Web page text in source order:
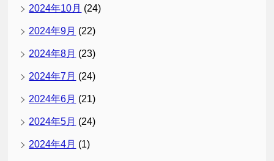
2024年10月 (24)
2024年9月 (22)
2024年8月 (23)
2024年7月 (24)
2024年6月 (21)
2024年5月 (24)
2024年4月 (1)